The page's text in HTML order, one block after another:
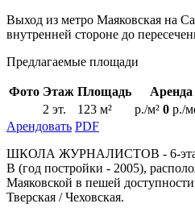
Выход из метро Маяковская на
внутренней стороне до
Предлагаемые площади
Фото Этаж Площадь
Аренда
2 эт.
123 м² р./м² 0 р./
Арендовать PDF
ШКОЛА ЖУРНАЛИСТОВ - 6-
В (год постройки - 2005),
Маяковской в пешей
Тверская / Чеховская.